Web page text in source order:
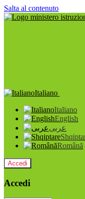
Salta al contenuto
Italiano
Italiano
English
عربى
Română
Accedi
Accedi